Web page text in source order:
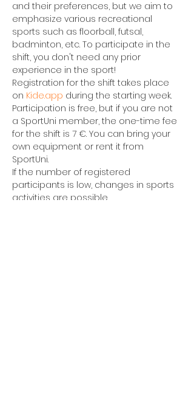
and their preferences, but we aim to
emphasize various recreational
sports such as floorball, futsal,
badminton, etc. To participate in the
shift, you don't need any prior
experience in the sport!
Registration for the shift takes place
on Kide.app during the starting week.
Participation is free, but if you are not
a SportUni member, the one-time fee
for the shift is 7 €. You can bring your
own equipment or rent it from
SportUni.
If the number of registered
participants is low, changes in sports
activities are possible.